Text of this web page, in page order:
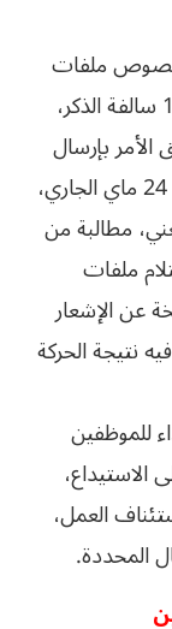
بخصوص ملفات
الموظفين المشاركين خارج الولاية للرتب 12 سالفة الذكر،
الأمر بإرسال
ملفاتهم إلى الولايات المستقبلة قبل تاريخ 24 ماي الجاري،
مطالبة من
ملفات
عن الإشعار
نتيجة الحركة
للموظفين
الاستيداع،
العمل،
المحددة.